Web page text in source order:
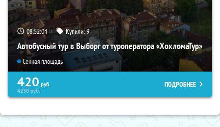
08:52:03 Купили:9
Автобусный тур в Выборг от туроператора «ХохломаТур»
Сенная площадь
420 руб.
4230руб.
ПОДРОБНЕЕ